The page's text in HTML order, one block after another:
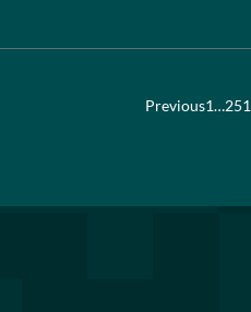
Previous1…251